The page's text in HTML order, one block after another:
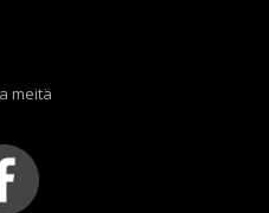
meitä